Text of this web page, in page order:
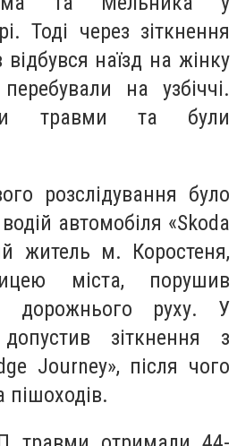
Тоді через зіткнення
відбувся наїзд на жінку
на узбіччі.
травми та були
розслідування було
автомобіля «Skoda
житель м. Коростеня,
міста, порушив
дорожнього руху. У
зіткнення з
Journey», після чого
пішоходів.